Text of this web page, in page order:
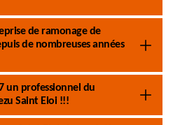
de ramonage de
de nombreuses années
un professionnel du
Saint Eloi !!!